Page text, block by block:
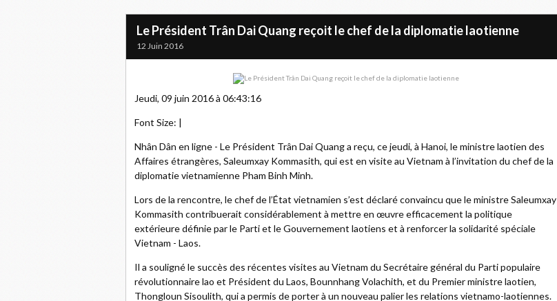
Le Président Trân Dai Quang reçoit le chef de la diplomatie laotienne
12 Juin 2016
Jeudi, 09 juin 2016 à 06:43:16
Font Size: |
Nhân Dân en ligne - Le Président Trân Dai Quang a reçu, ce jeudi, à Hanoi, le ministre laotien des
Affaires étrangères, Saleumxay Kommasith, qui est en visite au Vietnam à l’invitation du chef de la
diplomatie vietnamienne Pham Binh Minh.
Lors de la rencontre, le chef de l’État vietnamien s’est déclaré convaincu que le ministre Saleumxay
Kommasith contribuerait considérablement à mettre en œuvre efficacement la politique
extérieure définie par le Parti et le Gouvernement laotiens et à renforcer la solidarité spéciale
Vietnam - Laos.
Il a souligné le succès des récentes visites au Vietnam du Secrétaire général du Parti populaire
révolutionnaire lao et Président du Laos, Bounnhang Volachith, et du Premier ministre laotien,
Thongloun Sisoulith, qui a permis de porter à un nouveau palier les relations vietnamo-laotiennes.